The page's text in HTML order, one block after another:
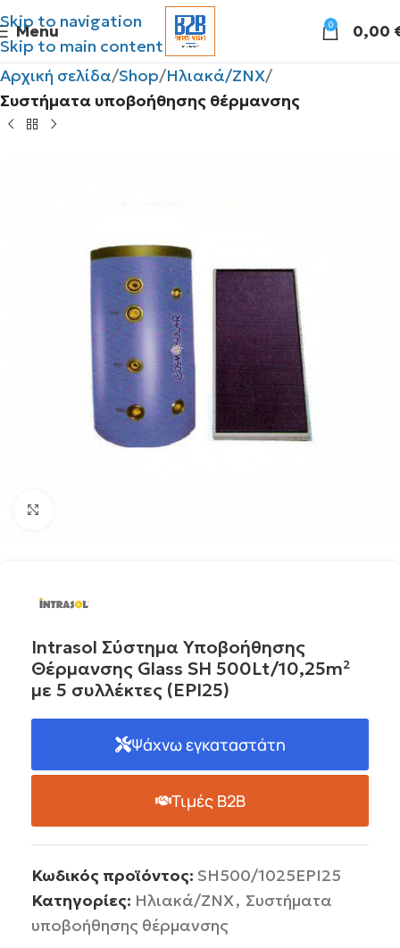
Skip to navigation
Skip to main content
Menu 0 0,00
Αρχική σελίδα Shop Ηλιακά/ΖΝΧ
Συστήματα υποβοήθησης θέρμανσης
Intrasol Σύστημα Υποβοήθησης
Θέρμανσης Glass SH 500Lt/10,25m²
με 5 συλλέκτες (EPI25)
Ψάχνω εγκαταστάτη
Τιμές B2B
Κωδικός προϊόντος: SH500/1025EPI25
Κατηγορίες: Ηλιακά/ΖΝΧ, Συστήματα
υποβοήθησης θέρμανσης